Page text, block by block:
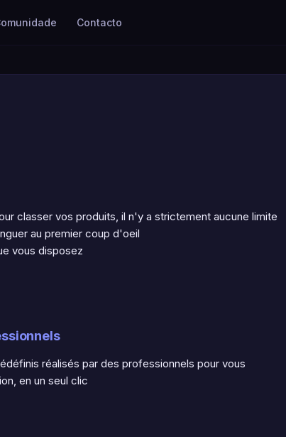
Contacto
classer vos produits, il n'y a strictement aucune limite
au premier coup d'oeil
vous disposez
réalisés par des professionnels pour vous
en un seul clic